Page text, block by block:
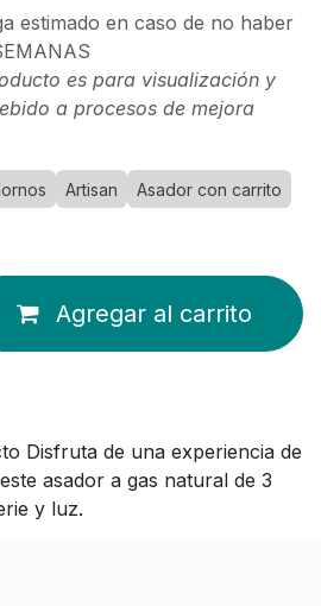
estimado en caso de no haber
es para visualización y
a procesos de mejora
Artisan Asador con carrito
Agregar al carrito
Disfruta de una experiencia de
asador a gas natural de 3
y luz.